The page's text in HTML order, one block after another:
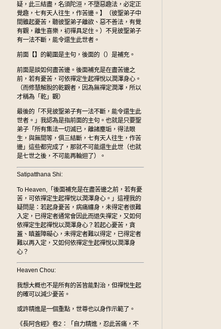
疑，此三結盡，名須陀洹，不墮惡趣法，必定正
覺趣，七有天人往生，作苦邊。】（彼聖弟子中
間雖起憂苦，聽彼聖弟子離欲、惡不善法，有覺
有觀，離生喜樂，初禪具足住。）不見彼聖弟子
有一法不斷，能令還生此世者。
前面【】的範圍是主句，後面的（）是補充。
前面是談如何盡苦邊。後面補充是在盡苦邊之
前，若有憂苦，可依禪定生起禪悅以潤澤身心。
（而修慧解脫的乾觀者，因為無禪定潤澤，所以
才稱為「乾」觀）
最後的「不見彼聖弟子有一法不斷，能令還生此
世者。」我認為是指前面的主句。也就是只要聖
弟子「所有集法一切滅已，離諸塵垢，得法眼
生，與無間等，俱三結斷，七有天人往生，作苦
邊」這些都完成了，那就不可能還生此世（也就
是七世之後，不可能再輪迴了）。
Satipatthana Shi:
To Heaven,「後面補充是在盡苦邊之前，若有憂
苦，可依禪定生起禪悅以潤澤身心。」這裡我的
疑問是：若起身憂苦，病痛纏身，未得定者很難
入定，已得定者通常會因此而退失禪定，又如何
依禪定生起禪悅以潤澤身心？若起心憂苦，貪
蓋、瞋蓋障礙心，未得定者難以得定，已得定者
難以再入定，又如何依禪定生起禪悅以潤澤身
心？
Heaven Chou:
我想大概也不是所有的苦皆能對治，但禪悅生起
的確可以減少憂苦。
或許精進是一個重點，世尊也以身作示範了。
《長阿含經》卷2：「自力精進，忍此苦痛，不